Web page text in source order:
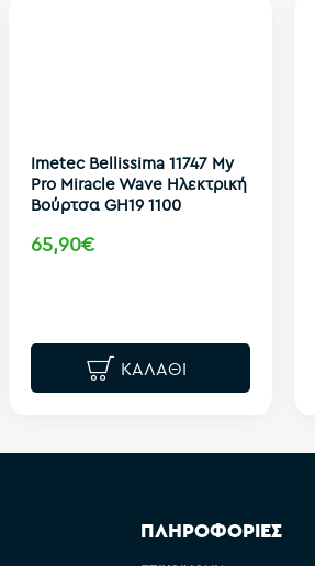
Imetec Bellissima 11747 My
Pro Miracle Wave Ηλεκτρική
Βούρτσα GH19 1100
65,90€
ΚΑΛΆΘΙ
ΠΛΗΡΟΦΟΡΙΕΣ